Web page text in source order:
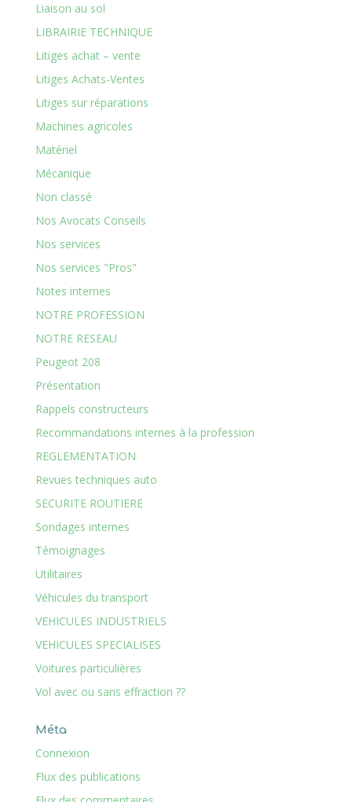
Liaison au sol
LIBRAIRIE TECHNIQUE
Litiges achat – vente
Litiges Achats-Ventes
Litiges sur réparations
Machines agricoles
Matériel
Mécanique
Non classé
Nos Avocats Conseils
Nos services
Nos services "Pros"
Notes internes
NOTRE PROFESSION
NOTRE RESEAU
Peugeot 208
Présentation
Rappels constructeurs
Recommandations internes à la profession
REGLEMENTATION
Revues techniques auto
SECURITE ROUTIERE
Sondages internes
Témoignages
Utilitaires
Véhicules du transport
VEHICULES INDUSTRIELS
VEHICULES SPECIALISES
Voitures particulières
Vol avec ou sans effraction ??
Méta
Connexion
Flux des publications